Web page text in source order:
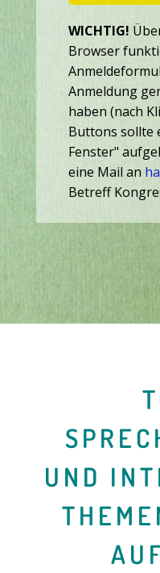
WICHTIG!
Browser
Anmeldung
haben (nach
Buttons sollte
Fenster"
eine Mail an
Betreff
UND